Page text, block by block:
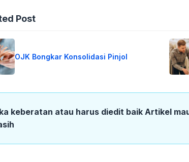
Post
OJK Bongkar Konsolidasi Pinjol
keberatan atau harus diedit baik Artikel